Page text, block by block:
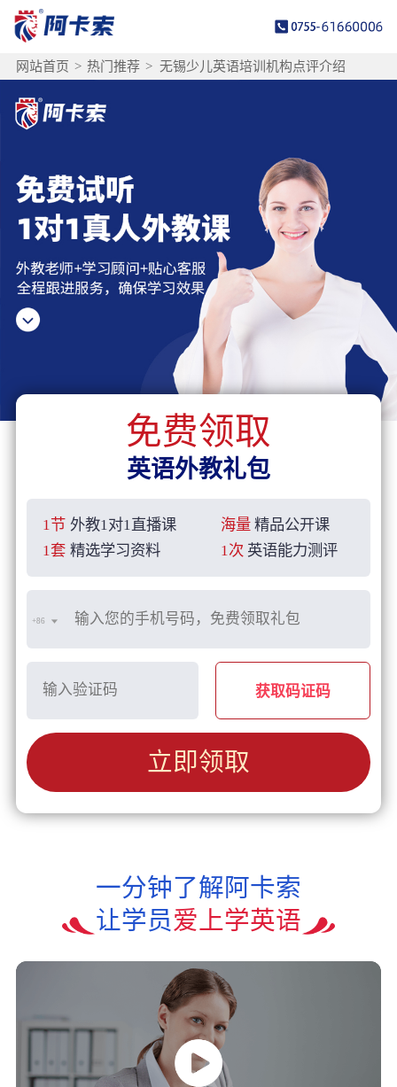
网站首页 > 热门推荐 > 无锡少儿英语培训机构点评介绍
免费领取
英语外教礼包
1节 外教1对1直播课 海量 精品公开课
1套 精选学习资料 1次 英语能力测评
+86
获取码证码
立即领取
一分钟了解阿卡索
让学员爱上学英语